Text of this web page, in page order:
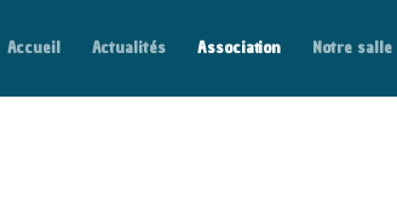
Accueil Actualités Association Notre salle